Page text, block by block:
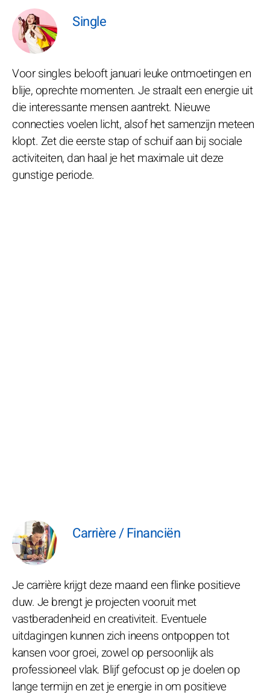
Single
Voor singles belooft januari leuke ontmoetingen en
blije, oprechte momenten. Je straalt een energie uit
die interessante mensen aantrekt. Nieuwe
connecties voelen licht, alsof het samenzijn meteen
klopt. Zet die eerste stap of schuif aan bij sociale
activiteiten, dan haal je het maximale uit deze
gunstige periode.
Carrière / Financiën
Je carrière krijgt deze maand een flinke positieve
duw. Je brengt je projecten vooruit met
vastberadenheid en creativiteit. Eventuele
uitdagingen kunnen zich ineens ontpoppen tot
kansen voor groei, zowel op persoonlijk als
professioneel vlak. Blijf gefocust op je doelen op
lange termijn en zet je energie in om positieve